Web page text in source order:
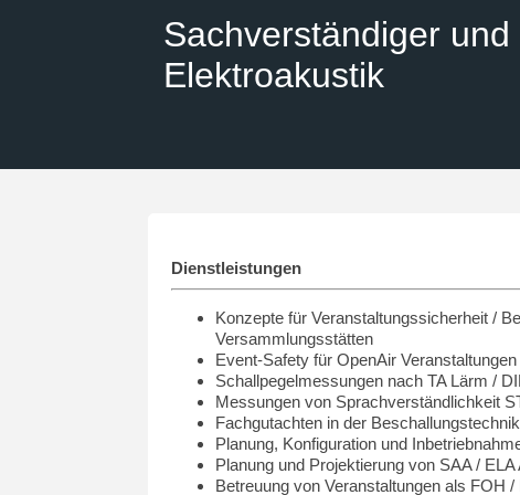
Sachverständiger
Elektroakustik
Dienstleistungen
Konzepte für Veranstaltungssicherheit /
Versammlungsstätten
Event-Safety für OpenAir Veranstaltungen
Schallpegelmessungen nach TA Lärm /
Messungen von Sprachverständlichkeit
Fachgutachten in der Beschallungstechnik
Planung, Konfiguration und
Planung und Projektierung von SAA / ELA
Betreuung von Veranstaltungen als FOH